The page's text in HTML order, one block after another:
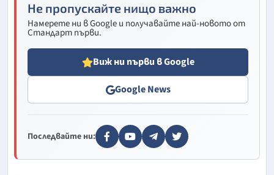
Не пропускайте нищо важно
Намерете ни в Google и получавайте най-новото от
Стандарт първи.
Виж ни първи в Google
Google News
Последвайте ни: